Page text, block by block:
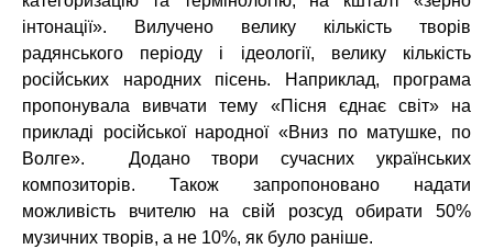
інтонації». Вилучено велику кількість творів
радянського періоду і ідеології, велику кількість
російських народних пісень. Наприклад, програма
пропонувала вивчати тему «Пісня єднає світ» на
прикладі російської народної «Вниз по матушке, по
Волге». Додано твори сучасних українських
композиторів. Також запропоновано надати
можливість вчителю на свій розсуд обирати 50%
музичних творів, а не 10%, як було раніше.